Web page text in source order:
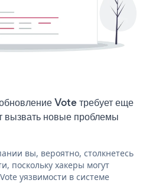
Vote требует еще
новые проблемы
вы, вероятно, столкнетесь
поскольку хакеры могут
уязвимости в системе